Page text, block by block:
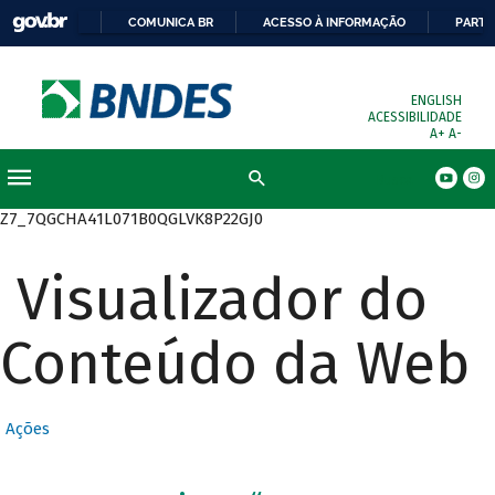
COMUNICA BR ACESSO À INFORMAÇÃO
ENGLISH
ACESSIBILIDADE
A+ A-
Z7_7QGCHA41L071B0QGLVK8P22GJ0
Visualizador do
Conteúdo da Web
Ações